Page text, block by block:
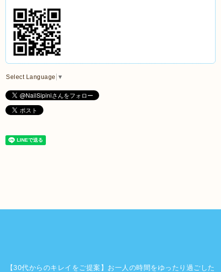
Select Language ▼
【30代からのキレイをご提案】お一人の時間をゆったり過ごした